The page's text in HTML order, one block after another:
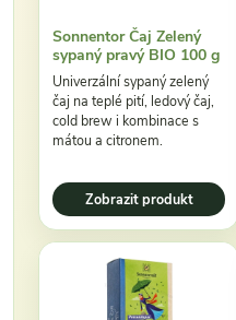
Sonnentor Čaj Zelený
sypaný pravý BIO 100 g
Univerzální sypaný zelený
čaj na teplé pití, ledový čaj,
cold brew i kombinace s
mátou a citronem.
Zobrazit produkt